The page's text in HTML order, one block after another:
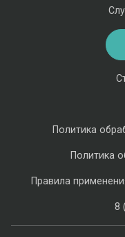
Политика
Политика
Правила
8